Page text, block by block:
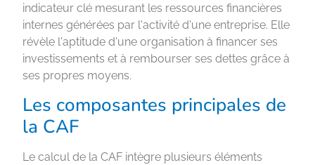
indicateur clé mesurant les ressources financières
internes générées par l'activité d'une entreprise. Elle
révèle l'aptitude d'une organisation à financer ses
investissements et à rembourser ses dettes grâce à
ses propres moyens.
Les composantes principales de
la CAF
Le calcul de la CAF intègre plusieurs éléments